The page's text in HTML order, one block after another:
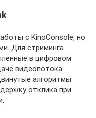
с KinoConsole, но
Для стриминга
в цифровом
видеопотока
алгоритмы
отклика при